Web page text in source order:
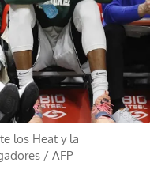
los Heat y la
/ AFP